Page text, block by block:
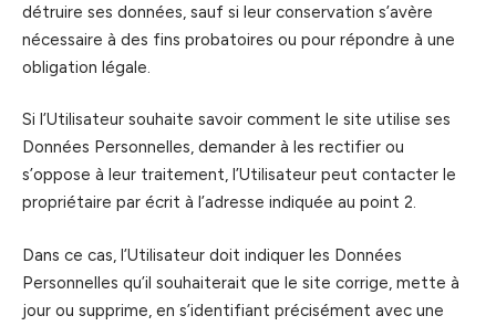
détruire ses données, sauf si leur conservation s’avère
nécessaire à des fins probatoires ou pour répondre à une
obligation légale.
Si l’Utilisateur souhaite savoir comment le site utilise ses
Données Personnelles, demander à les rectifier ou
s’oppose à leur traitement, l’Utilisateur peut contacter le
propriétaire par écrit à l’adresse indiquée au point 2.
Dans ce cas, l’Utilisateur doit indiquer les Données
Personnelles qu’il souhaiterait que le site corrige, mette à
jour ou supprime, en s’identifiant précisément avec une